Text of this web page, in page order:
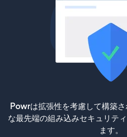
Powrは拡張性を考慮して構築
な最先端の組み込みセキュリテ
ます。